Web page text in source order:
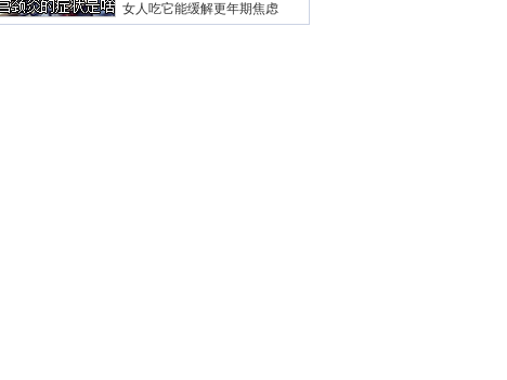
女人吃它能缓解更年期焦虑